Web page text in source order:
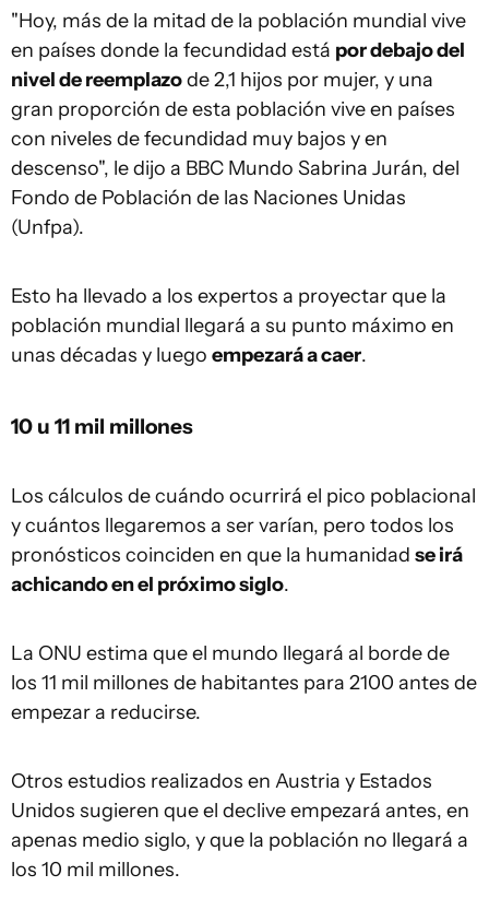
"Hoy, más de la mitad de la población mundial vive
en países donde la fecundidad está por debajo del
nivel de reemplazode 2,1 hijos por mujer, y una
gran proporción de esta población vive en países
con niveles de fecundidad muy bajos y en
descenso", le dijo a BBC Mundo Sabrina Jurán, del
Fondo de Población de las Naciones Unidas
(Unfpa).
Esto ha llevado a los expertos a proyectar que la
población mundial llegará a su punto máximo en
unas décadas y luego empezará a caer.
10 u 11 mil millones
Los cálculos de cuándo ocurrirá el pico poblacional
y cuántos llegaremos a ser varían, pero todos los
pronósticos coinciden en que la humanidad se irá
achicando en el próximo siglo.
La ONU estima que el mundo llegará al borde de
los 11 mil millones de habitantes para 2100 antes de
empezar a reducirse.
Otros estudios realizados en Austria y Estados
Unidos sugieren que el declive empezará antes, en
apenas medio siglo, y que la población no llegará a
los 10 mil millones.